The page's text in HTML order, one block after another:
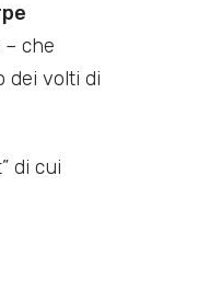
che
dei volti di
di cui